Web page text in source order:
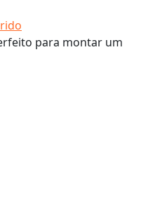
para montar um